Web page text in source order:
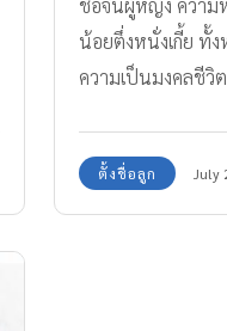
ชื่อจีนผู้หญิง ความ
น้อยตึ่งหนั่งเกี้ย ทั้
ความเป็นมงคลชีวิ
ตั้งชื่อลูก July